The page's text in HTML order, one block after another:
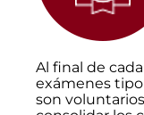
Al final de
exámenes
son